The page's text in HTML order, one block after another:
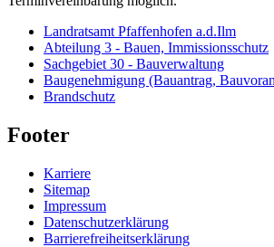
Landratsamt Pfaffenhofen a.d.Ilm
Abteilung 3 - Bauen, Immissionsschutz
Sachgebiet 30 - Bauverwaltung
Baugenehmigung (Bauantrag,
Brandschutz
Footer
Karriere
Sitemap
Impressum
Datenschutzerklärung
Barrierefreiheitserklärung